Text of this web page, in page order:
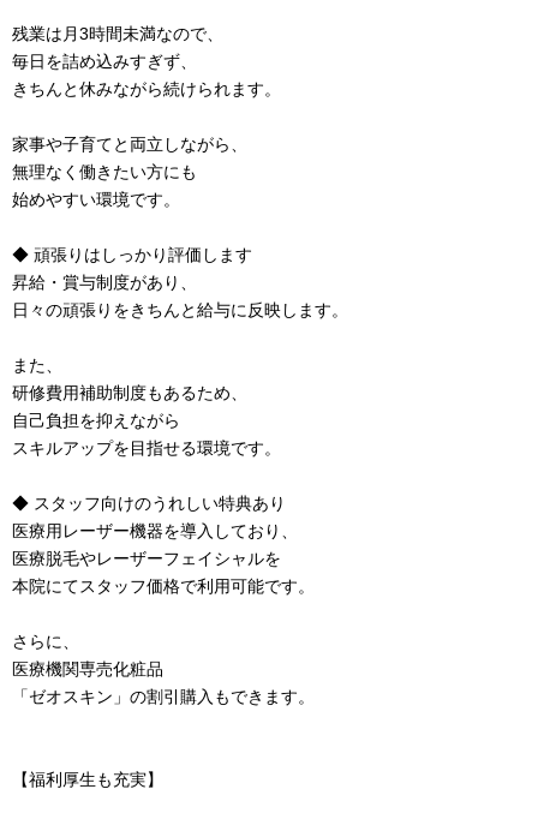
残業は月3時間未満なので、
毎日を詰め込みすぎず、
きちんと休みながら続けられます。
家事や子育てと両立しながら、
無理なく働きたい方にも
始めやすい環境です。
◆ 頑張りはしっかり評価します
昇給・賞与制度があり、
日々の頑張りをきちんと給与に反映します。
また、
研修費用補助制度もあるため、
自己負担を抑えながら
スキルアップを目指せる環境です。
◆ スタッフ向けのうれしい特典あり
医療用レーザー機器を導入しており、
医療脱毛やレーザーフェイシャルを
本院にてスタッフ価格で利用可能です。
さらに、
医療機関専売化粧品
「ゼオスキン」の割引購入もできます。
【福利厚生も充実】